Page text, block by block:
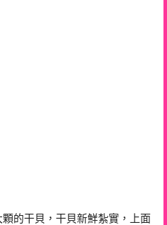
顆的干貝，干貝新鮮紮實，上面